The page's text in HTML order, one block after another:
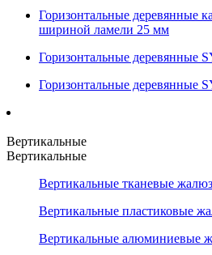
Горизонтальные деревянные
шириной ламели 25 мм
Горизонтальные деревянные
Горизонтальные деревянные
Вертикальные
Вертикальные
Вертикальные тканевые
Вертикальные пластиковые
Вертикальные алюминиевые